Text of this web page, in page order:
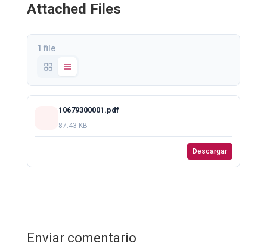
Attached Files
1 file
10679300001.pdf
87.43 KB
Descargar
Enviar comentario